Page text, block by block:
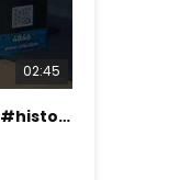
02:45
Cobi USS kidd #cobi #brick #lego #history #ww2